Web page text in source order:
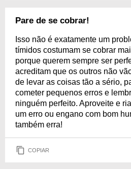
Pare de se cobrar!
Isso não é exatamente um
tímidos costumam se cobrar
porque querem sempre ser
acreditam que os outros não
de levar as coisas tão a sério,
cometer pequenos erros e
ninguém perfeito. Aproveite e
um erro ou engano com bom
também erra!
COPIAR